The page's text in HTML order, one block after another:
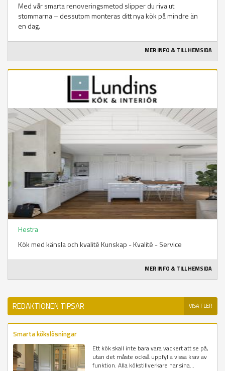
Med vår smarta renoveringsmetod slipper du riva ut
stommarna – dessutom monteras ditt nya kök på mindre än
en dag.
MER INFO & TILL HEMSIDA
Hestra
Kök med känsla och kvalité Kunskap - Kvalité - Service
MER INFO & TILL HEMSIDA
REDAKTIONEN TIPSAR VISA FLER
Smarta kökslösningar
Ett kök skall inte bara vara vackert att se på,
utan det måste också uppfylla vissa krav av
funktion. Alla kökstillverkare har sina...